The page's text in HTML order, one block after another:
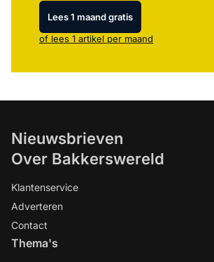
Lees 1 maand gratis
of lees 1 artikel per maand
Nieuwsbrieven
Over Bakkerswereld
Klantenservice
Adverteren
Contact
Thema's